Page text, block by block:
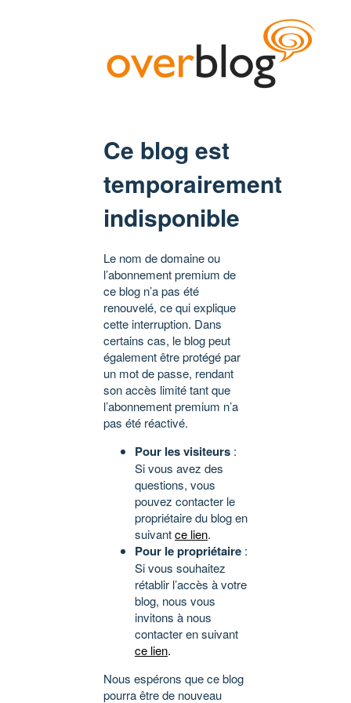
Ce blog est
temporairement
indisponible
Le nom de domaine ou
l’abonnement premium de
ce blog n’a pas été
renouvelé, ce qui explique
cette interruption. Dans
certains cas, le blog peut
également être protégé par
un mot de passe, rendant
son accès limité tant que
l’abonnement premium n’a
pas été réactivé.
Pour les visiteurs :
Si vous avez des
questions, vous
pouvez contacter le
propriétaire du blog en
suivantce lien.
Pour le propriétaire :
Si vous souhaitez
rétablir l’accès à votre
blog, nous vous
invitons à nous
contacter en suivant
ce lien.
Nous espérons que ce blog
pourra être de nouveau